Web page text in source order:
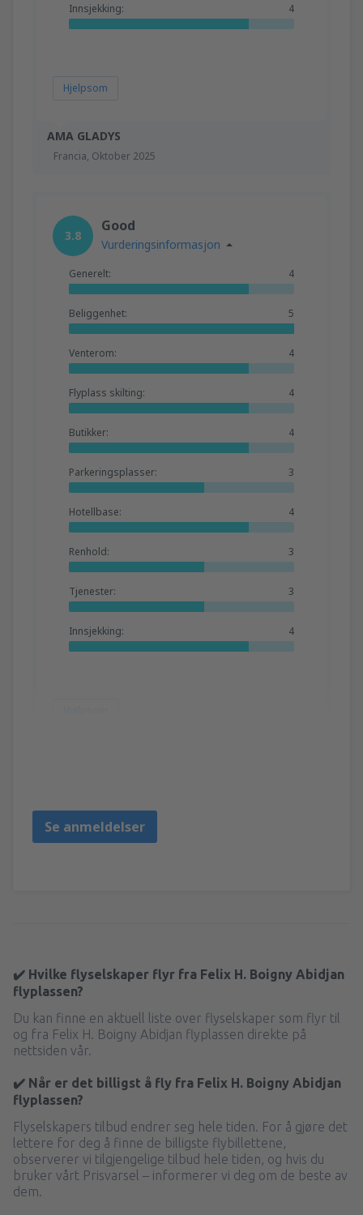
AMA GLADYS
Francia, Oktober 2025
Innsjekking: 4
Hjelpsom
3.8
Good
Vurderingsinformasjon
Generelt: 4
Beliggenhet: 5
Venterom: 4
Flyplass skilting: 4
Butikker: 4
Parkeringsplasser: 3
Hotellbase: 4
Renhold: 3
Tjenester: 3
Innsjekking: 4
Se anmeldelser
✔️ Hvilke flyselskaper flyr fra Felix H. Boigny Abidjan
flyplassen?
Du kan finne en aktuell liste over flyselskaper som flyr til
og fra Felix H. Boigny Abidjan flyplassen direkte på
nettsiden vår.
✔️ Når er det billigst å fly fra Felix H. Boigny Abidjan
flyplassen?
Flyselskapers tilbud endrer seg hele tiden. For å gjøre det
lettere for deg å finne de billigste flybillettene,
observerer vi tilgjengelige tilbud hele tiden, og hvis du
bruker vårt Prisvarsel – informerer vi deg om de beste av
dem.